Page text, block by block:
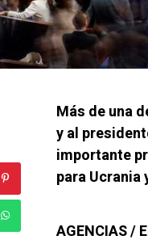
Más de una
y al
importante
para
AGENCIAS /